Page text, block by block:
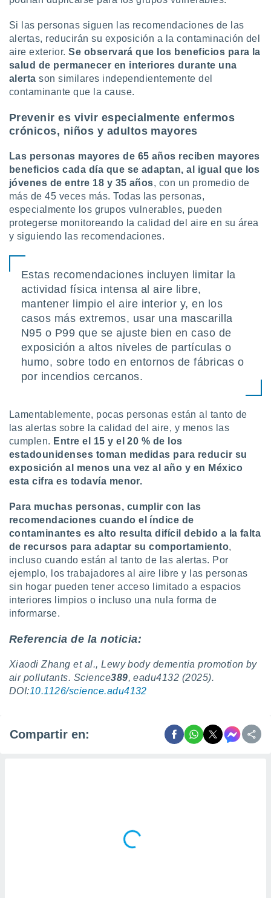
Si las personas siguen las recomendaciones de las
alertas, reducirán su exposición a la contaminación del
aire exterior.Se observará que los beneficios para la
salud de permanecer en interiores durante una
alerta son similares independientemente del
contaminante que la cause.
Prevenir es vivir especialmente enfermos
crónicos, niños y adultos mayores
Las personas mayores de 65 años reciben mayores
beneficios cada día que se adaptan, al igual que los
jóvenes de entre 18 y 35 años, con un promedio de
más de 45 veces más. Todas las personas,
especialmente los grupos vulnerables, pueden
protegerse monitoreando la calidad del aire en su área
y siguiendo las recomendaciones.
Estas recomendaciones incluyen limitar la
actividad física intensa al aire libre,
mantener limpio el aire interior y, en los
casos más extremos, usar una mascarilla
N95 o P99 que se ajuste bien en caso de
exposición a altos niveles de partículas o
humo, sobre todo en entornos de fábricas o
por incendios cercanos.
Lamentablemente, pocas personas están al tanto de
las alertas sobre la calidad del aire, y menos las
cumplen. Entre el 15 y el 20 % de los
estadounidenses toman medidas para reducir su
exposición al menos una vez al año y en México
esta cifra es todavía menor.
Para muchas personas, cumplir con las
recomendaciones cuando el índice de
contaminantes es alto resulta difícil debido a la falta
de recursos para adaptar su comportamiento,
incluso cuando están al tanto de las alertas. Por
ejemplo, los trabajadores al aire libre y las personas
sin hogar pueden tener acceso limitado a espacios
interiores limpios o incluso una nula forma de
informarse.
Referencia de la noticia:
Xiaodi Zhang et al., Lewy body dementia promotion by
air pollutants. Science389, eadu4132 (2025).
DOI:10.1126/science.adu4132
Compartir en: